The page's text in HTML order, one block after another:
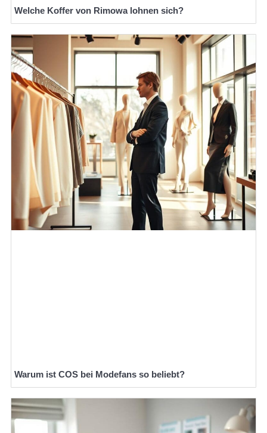
Welche Koffer von Rimowa lohnen sich?
Warum ist COS bei Modefans so beliebt?